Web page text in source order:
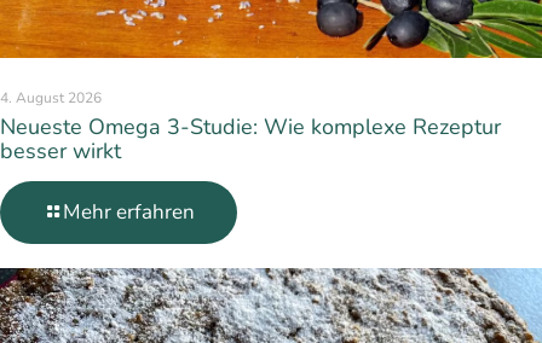
4. August 2026
Neueste Omega 3-Studie: Wie komplexe Rezeptur
besser wirkt
Mehr erfahren